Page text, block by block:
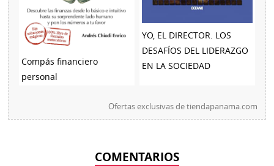
Compás financiero
personal
YO, EL DIRECTOR. LOS
DESAFÍOS DEL LIDERAZGO
EN LA SOCIEDAD
Ofertas exclusivas detiendapanama.com
COMENTARIOS